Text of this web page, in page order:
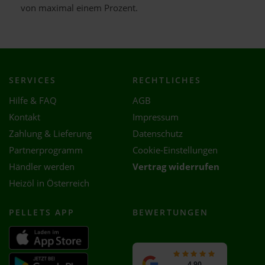
von maximal einem Prozent.
SERVICES
Hilfe & FAQ
Kontakt
Zahlung & Lieferung
Partnerprogramm
Händler werden
Heizöl in Österreich
RECHTLICHES
AGB
Impressum
Datenschutz
Cookie-Einstellungen
Vertrag widerrufen
PELLETS APP BEWERTUNGEN